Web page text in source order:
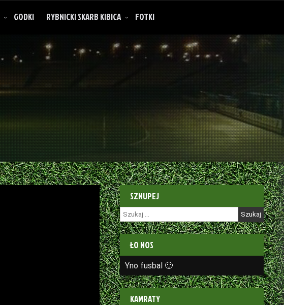
GODKI RYBNICKI SKARB KIBICA FOTKI
SZNUPEJ
Szukaj:
ŁO NOS
Yno fusbal 🙂
KAMRATY